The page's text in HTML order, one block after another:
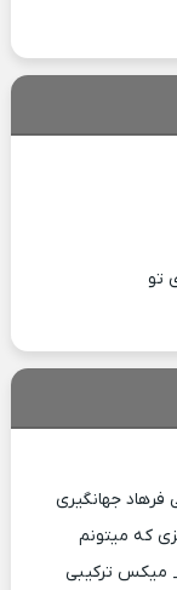
تو
جهانگیری
که میتونم
_ میکس ترکیبی